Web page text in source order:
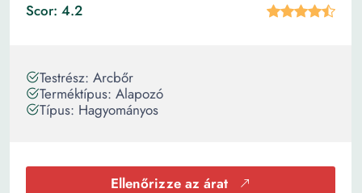
Scor: 4.2
Testrész: Arcbőr
Terméktípus: Alapozó
Típus: Hagyományos
Ellenőrizze az árat